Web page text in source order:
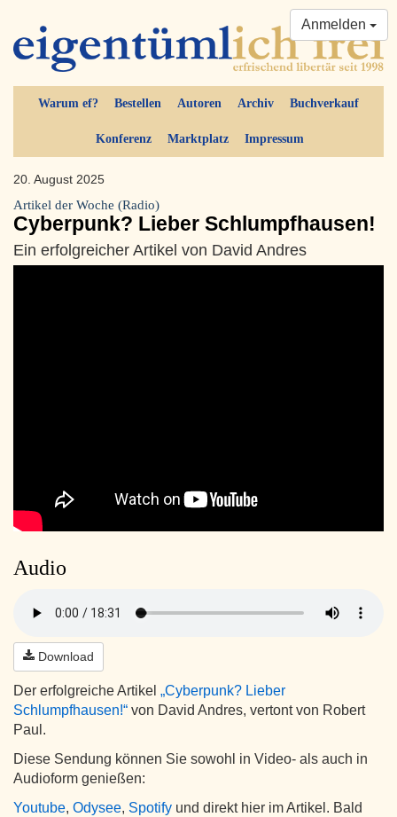
Warum ef? Bestellen Autoren Archiv Buchverkauf
Konferenz Marktplatz Impressum
Anmelden
20. August 2025
Artikel der Woche (Radio)
Cyberpunk? Lieber Schlumpfhausen!
Ein erfolgreicher Artikel von David Andres
Audio
Download
Der erfolgreiche Artikel „Cyberpunk? Lieber
Schlumpfhausen!“ von David Andres, vertont von Robert
Paul.
Diese Sendung können Sie sowohl in Video- als auch in
Audioform genießen:
Youtube, Odysee, Spotify und direkt hier im Artikel. Bald